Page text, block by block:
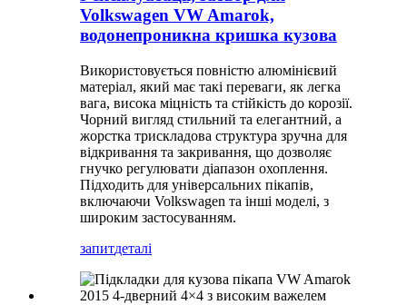
Volkswagen VW Amarok,
водонепроникна кришка кузова
Використовується повністю алюмінієвий
матеріал, який має такі переваги, як легка
вага, висока міцність та стійкість до корозії.
Чорний вигляд стильний та елегантний, а
жорстка трискладова структура зручна для
відкривання та закривання, що дозволяє
гнучко регулювати діапазон охоплення.
Підходить для універсальних пікапів,
включаючи Volkswagen та інші моделі, з
широким застосуванням.
запитдеталі